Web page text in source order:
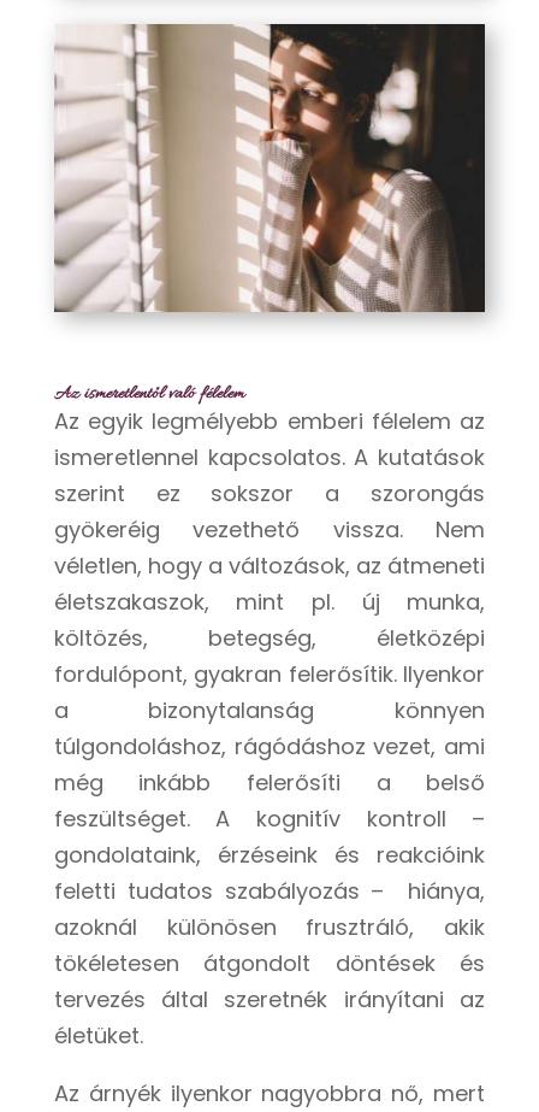
Az ismeretlentől való félelem
Az egyik legmélyebb emberi félelem az
ismeretlennel kapcsolatos. A kutatások
szerint ez sokszor a szorongás
gyökeréig vezethető vissza. Nem
véletlen, hogy a változások, az átmeneti
életszakaszok, mint pl. új munka,
költözés, betegség, életközépi
fordulópont, gyakran felerősítik. Ilyenkor
a bizonytalanság könnyen
túlgondoláshoz, rágódáshoz vezet, ami
még inkább felerősíti a belső
feszültséget. A kognitív kontroll –
gondolataink, érzéseink és reakcióink
feletti tudatos szabályozás – hiánya,
azoknál különösen frusztráló, akik
tökéletesen átgondolt döntések és
tervezés által szeretnék irányítani az
életüket.
Az árnyék ilyenkor nagyobbra nő, mert